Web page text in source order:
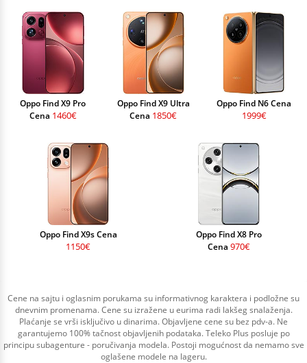
Oppo Find X9 Pro
Cena 1460€
Oppo Find X9 Ultra
Cena 1850€
Oppo Find N6 Cena
1999€
Oppo Find X9s Cena
1150€
Oppo Find X8 Pro
Cena 970€
Cene na sajtu i oglasnim porukama su informativnog karaktera i podložne su
dnevnim promenama. Cene su izražene u eurima radi lakšeg snalaženja.
Plaćanje se vrši isključivo u dinarima. Objavljene cene su bez pdv-a. Ne
garantujemo 100% tačnost objavljenih podataka. Teleko Plus posluje po
principu subagenture - poručivanja modela. Postoji mogućnost da nemamo sve
oglašene modele na lageru.